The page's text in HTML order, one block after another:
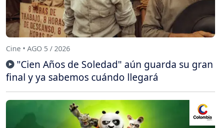
Cine • AGO 5 / 2026
"Cien Años de Soledad" aún guarda su gran
final y ya sabemos cuándo llegará